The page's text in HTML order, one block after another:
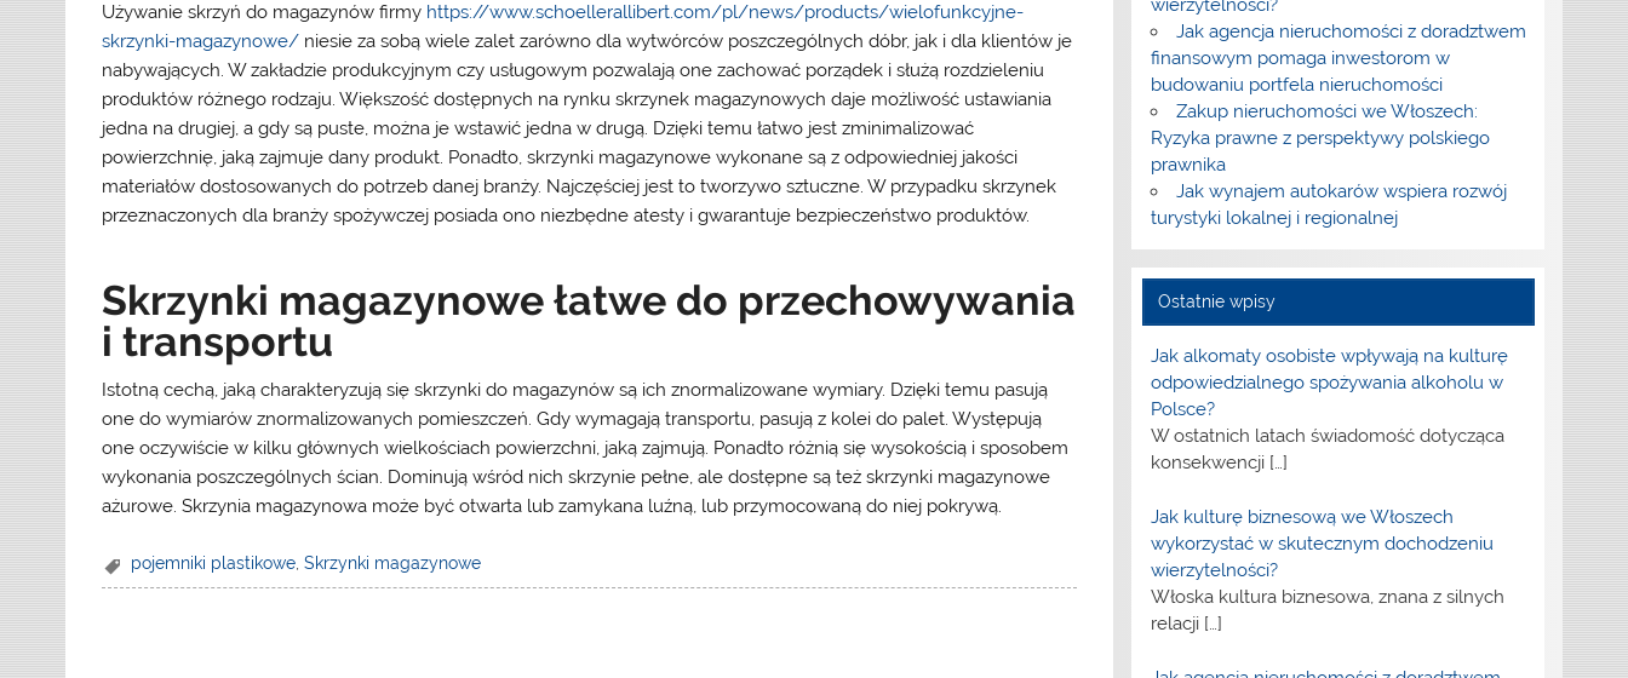
Używanie skrzyń do magazynów firmy https://www.schoellerallibert.com/pl/news/products/wielofunkcyjne-
skrzynki-magazynowe/ niesie za sobą wiele zalet zarówno dla wytwórców poszczególnych dóbr, jak i dla klientów je
nabywających. W zakładzie produkcyjnym czy usługowym pozwalają one zachować porządek i służą rozdzieleniu
produktów różnego rodzaju. Większość dostępnych na rynku skrzynek magazynowych daje możliwość ustawiania
jedna na drugiej, a gdy są puste, można je wstawić jedna w drugą. Dzięki temu łatwo jest zminimalizować
powierzchnię, jaką zajmuje dany produkt. Ponadto, skrzynki magazynowe wykonane są z odpowiedniej jakości
materiałów dostosowanych do potrzeb danej branży. Najczęściej jest to tworzywo sztuczne. W przypadku skrzynek
przeznaczonych dla branży spożywczej posiada ono niezbędne atesty i gwarantuje bezpieczeństwo produktów.
Skrzynki magazynowe łatwe do przechowywania
i transportu
Istotną cechą, jaką charakteryzują się skrzynki do magazynów są ich znormalizowane wymiary. Dzięki temu pasują
one do wymiarów znormalizowanych pomieszczeń. Gdy wymagają transportu, pasują z kolei do palet. Występują
one oczywiście w kilku głównych wielkościach powierzchni, jaką zajmują. Ponadto różnią się wysokością i sposobem
wykonania poszczególnych ścian. Dominują wśród nich skrzynie pełne, ale dostępne są też skrzynki magazynowe
ażurowe. Skrzynia magazynowa może być otwarta lub zamykana luźną, lub przymocowaną do niej pokrywą.
pojemniki plastikowe,Skrzynki magazynowe
wierzytelności?
Jak agencja nieruchomości z doradztwem
finansowym pomaga inwestorom w
budowaniu portfela nieruchomości
Zakup nieruchomości we Włoszech:
Ryzyka prawne z perspektywy polskiego
prawnika
Jak wynajem autokarów wspiera rozwój
turystyki lokalnej i regionalnej
Ostatnie wpisy
Jak alkomaty osobiste wpływają na kulturę
odpowiedzialnego spożywania alkoholu w
Polsce?
W ostatnich latach świadomość dotycząca
konsekwencji […]
Jak kulturę biznesową we Włoszech
wykorzystać w skutecznym dochodzeniu
wierzytelności?
Włoska kultura biznesowa, znana z silnych
relacji […]